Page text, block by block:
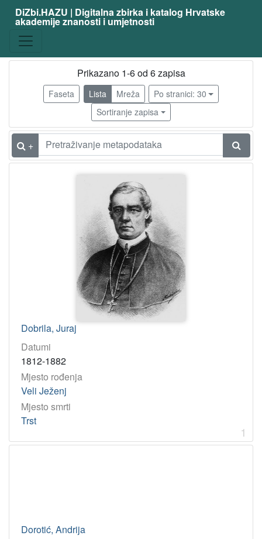
zanimanje
političar
6
biskup
1
novinar
povjesničar
1
crkveni povjesničar
DiZbi.HAZU | Digitalna zbirka i katalog Hrvatske
akademije znanosti i umjetnosti
Prikazano 1-6 od 6 zapisa
Faseta Lista Mreža
Po stranici: 30
Sortiranje zapisa
+
Dobrila, Juraj
Datumi
1812-1882
Mjesto rođenja
Veli Ježenj
Mjesto smrti
Trst
1
Dorotić, Andrija